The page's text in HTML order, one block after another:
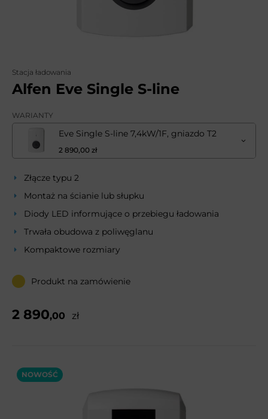
Stacja ładowania
Alfen Eve Single S-line
WARIANTY
Eve Single S-line 7,4kW/1F, gniazdo T2
2 890,00 zł
Złącze typu 2
Montaż na ścianie lub słupku
Diody LED informujące o przebiegu ładowania
Trwała obudowa z poliwęglanu
Kompaktowe rozmiary
Produkt na zamówienie
2 890,00 zł
NOWOŚĆ